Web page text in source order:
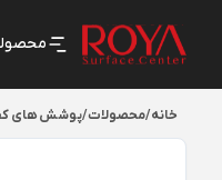
خانه/محصولات/پوشش های